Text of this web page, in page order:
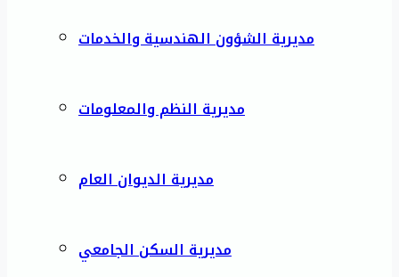
مديرية الشؤون الهندسية والخدمات
مديرية النظم والمعلومات
مديرية الديوان العام
مديرية السكن الجامعي